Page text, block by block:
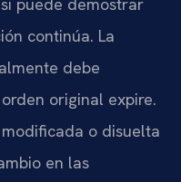
continúa. La
debe
original expire.
o disuelta
en las